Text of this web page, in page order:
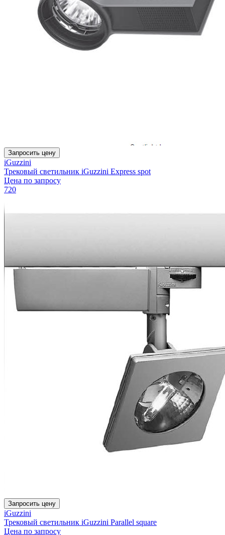
Запросить цену
iGuzzini
Трековый светильник iGuzzini Express spot
Цена по запросу
720
Запросить цену
iGuzzini
Трековый светильник iGuzzini Parallel square
Цена по запросу